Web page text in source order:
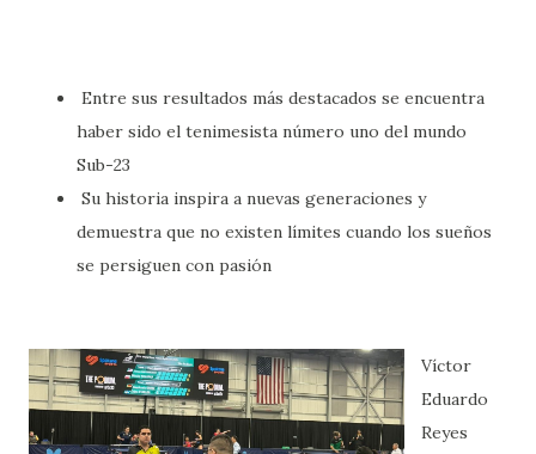
Entre sus resultados más destacados se encuentra
haber sido el tenimesista número uno del mundo
Sub-23
Su historia inspira a nuevas generaciones y
demuestra que no existen límites cuando los sueños
se persiguen con pasión
Víctor
Eduardo
Reyes